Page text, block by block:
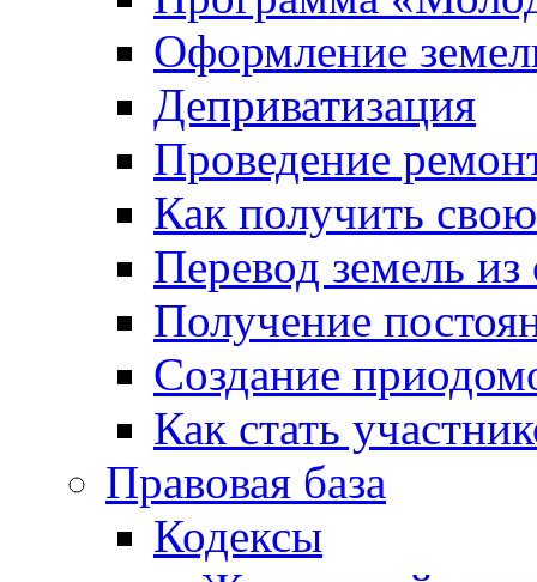
Оформление
Деприватизация
Проведение
Как получить
Перевод земель
Получение
Создание
Как стать
Правовая база
Кодексы